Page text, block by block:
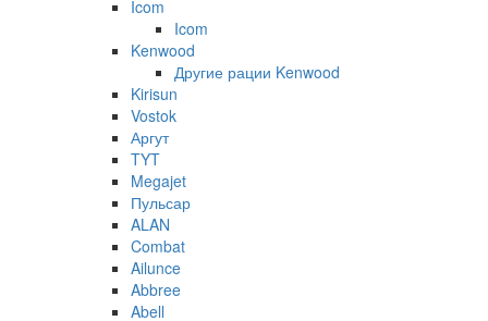
Icom
Icom
Kenwood
Другие рации Kenwood
Kirisun
Vostok
Аргут
TYT
Megajet
Пульсар
ALAN
Combat
Ailunce
Abbree
Abell